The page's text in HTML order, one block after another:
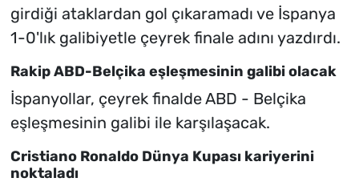
girdiği ataklardan gol çıkaramadı ve İspanya
1-0'lık galibiyetle çeyrek finale adını yazdırdı.
Rakip ABD-Belçika eşleşmesinin galibi olacak
İspanyollar, çeyrek finalde ABD - Belçika
eşleşmesinin galibi ile karşılaşacak.
Cristiano Ronaldo Dünya Kupası kariyerini
noktaladı